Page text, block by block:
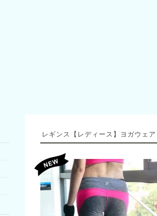
レギンス【レディース】ヨガウェ